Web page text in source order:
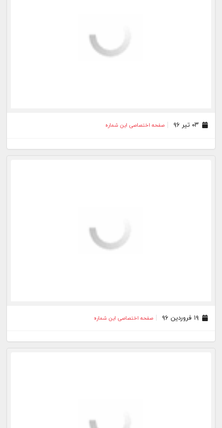
۰۳ تیر ۹۶ صفحه اختصاصی این شماره
۱۹ فروردین ۹۶ صفحه اختصاصی این شماره